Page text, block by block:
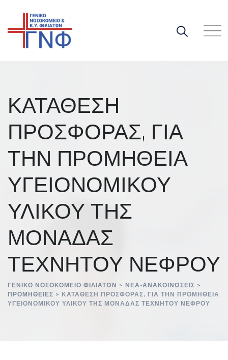
content
ΚΑΤΑΘΕΣΗ
ΠΡΟΣΦΟΡΑΣ, ΓΙΑ
ΤΗΝ ΠΡΟΜΗΘΕΙΑ
ΥΓΕΙΟΝΟΜΙΚΟΥ
ΥΛΙΚΟΥ ΤΗΣ
ΜΟΝΑΔΑΣ
ΤΕΧΝΗΤΟΥ ΝΕΦΡΟΥ
ΓΕΝΙΚΌ ΝΟΣΟΚΟΜΕΊΟ ΦΙΛΙΑΤΏΝ > ΝΈΑ-ΑΝΑΚΟΙΝΏΣΕΙΣ >
ΠΡΟΜΉΘΕΙΕΣ > ΚΑΤΑΘΕΣΗ ΠΡΟΣΦΟΡΑΣ, ΓΙΑ ΤΗΝ ΠΡΟΜΗΘΕΙΑ
ΥΓΕΙΟΝΟΜΙΚΟΥ ΥΛΙΚΟΥ ΤΗΣ ΜΟΝΑΔΑΣ ΤΕΧΝΗΤΟΥ ΝΕΦΡΟΥ